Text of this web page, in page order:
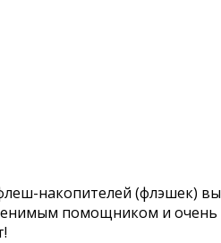
накопителей (флэшек)
помощником и